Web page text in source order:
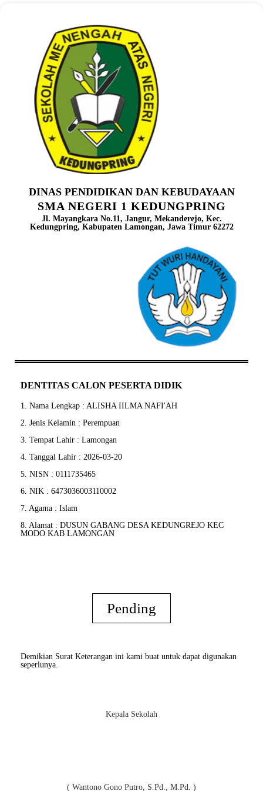
DINAS PENDIDIKAN DAN KEBUDAYAAN
SMA NEGERI 1 KEDUNGPRING
Jl. Mayangkara No.11, Jangur, Mekanderejo, Kec.
Kedungpring, Kabupaten Lamongan, Jawa Timur 62272
DENTITAS CALON PESERTA DIDIK
1. Nama Lengkap : ALISHA IILMA NAFI'AH
2. Jenis Kelamin : Perempuan
3. Tempat Lahir : Lamongan
4. Tanggal Lahir : 2026-03-20
5. NISN : 0111735465
6. NIK : 6473036003110002
7. Agama : Islam
8. Alamat : DUSUN GABANG DESA KEDUNGREJO KEC
MODO KAB LAMONGAN
Pending
Demikian Surat Keterangan ini kami buat untuk dapat digunakan
seperlunya.
Kepala Sekolah
( Wantono Gono Putro, S.Pd., M.Pd. )